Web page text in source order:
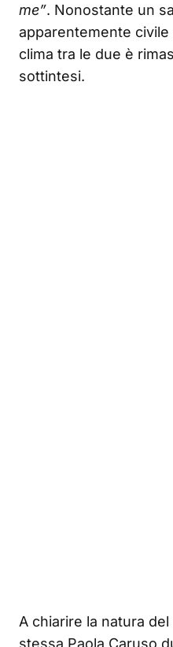
me”. Nonostante un
apparentemente civile
clima tra le due è
sottintesi.
A chiarire la natura
stessa Paola Caruso